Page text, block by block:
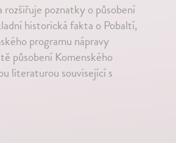
poznatky o působení
historická fakta o Pobaltí,
programu nápravy
působení Komenského
literaturou související s